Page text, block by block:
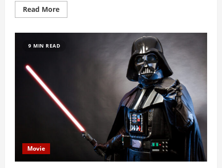
Read MoreRead
more
Alles,
was
Besessenheitsthema
wissen
müssen
9 MIN READ
Movie